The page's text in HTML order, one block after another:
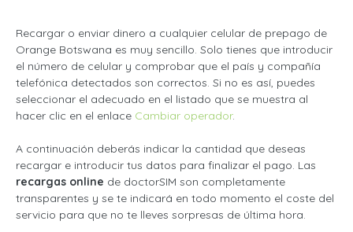
Recargar o enviar dinero a cualquier celular de prepago de
Orange Botswana es muy sencillo. Solo tienes que introducir
el número de celular y comprobar que el país y compañía
telefónica detectados son correctos. Si no es así, puedes
seleccionar el adecuado en el listado que se muestra al
hacer clic en el enlace Cambiar operador.
A continuación deberás indicar la cantidad que deseas
recargar e introducir tus datos para finalizar el pago. Las
recargas online de doctorSIM son completamente
transparentes y se te indicará en todo momento el coste del
servicio para que no te lleves sorpresas de última hora.